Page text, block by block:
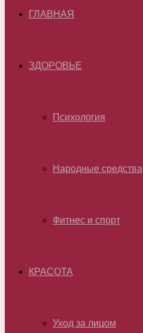
ГЛАВНАЯ
ЗДОРОВЬЕ
Психология
Народные средства
Фитнес и спорт
КРАСОТА
Уход за лицом